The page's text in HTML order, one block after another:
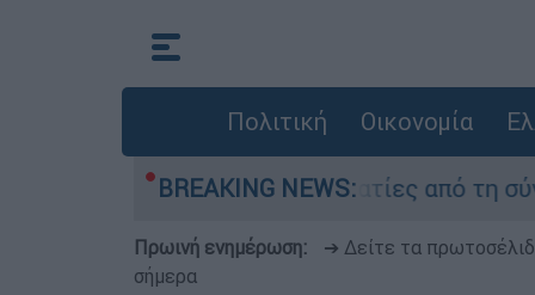
Πολιτική Οικονομία
BREAKING NEWS:
οι δύο τραυματίες από τη
Πρωινή ενημέρωση: ➔ Δείτε τα
σήμερα